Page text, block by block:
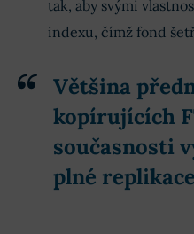
tak, aby svými
indexu, čímž fond
Většina
kopírujících
současnosti
plné replikace